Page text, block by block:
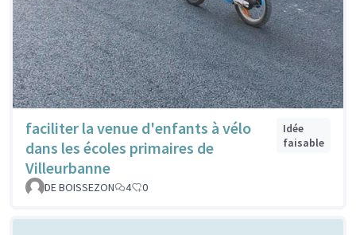
faciliter la venue d'enfants à vélo
dans les écoles primaires de
Villeurbanne
Idée
faisable
DE BOISSEZON 4 0